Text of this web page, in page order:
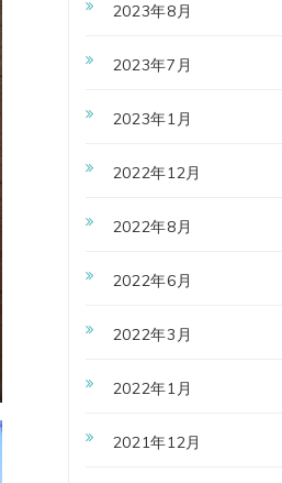
2023年8月
2023年7月
2023年1月
2022年12月
2022年8月
2022年6月
2022年3月
2022年1月
2021年12月